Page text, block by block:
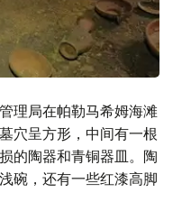
理局在帕勒马希姆海滩
穴呈方形，中间有一根
的陶器和青铜器皿。陶
碗，还有一些红漆高脚